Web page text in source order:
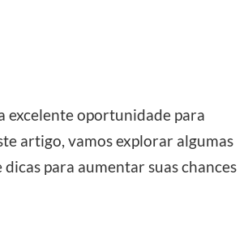
excelente oportunidade para
artigo, vamos explorar algumas
para aumentar suas chances